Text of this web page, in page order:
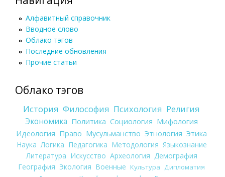
Алфавитный справочник
Вводное слово
Облако тэгов
Последние обновления
Прочие статьи
Облако тэгов
История Философия Психология Религия
Экономика Политика Социология Мифология
Идеология Право Мусульманство Этнология Этика
Наука Логика Педагогика Методология Языкознание
Литература Искусство Археология Демография
География Экология Военные Культура
Дипломатия